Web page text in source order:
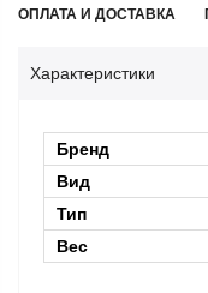
ОПЛАТА И ДОСТАВКА
Характеристики
Бренд
Вид
Тип
Вес